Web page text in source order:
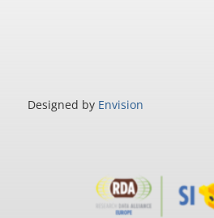
Designed by Envision